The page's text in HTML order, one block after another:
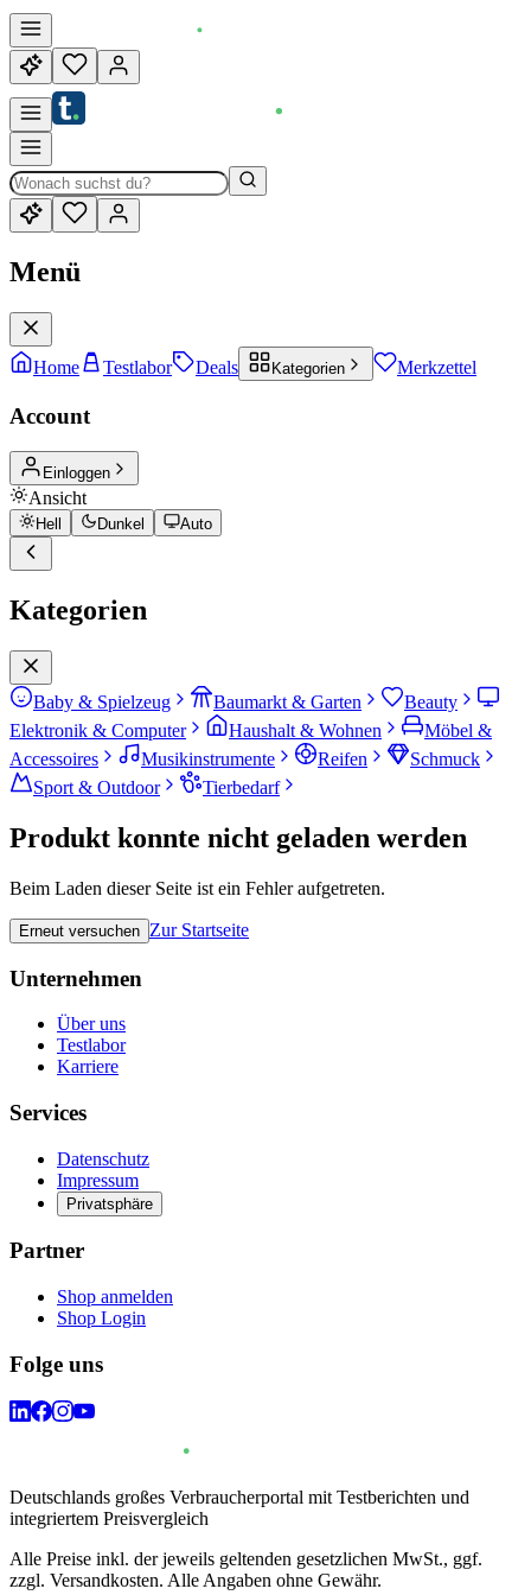
Menü
Home Testlabor Deals Kategorien Merkzettel
Account
Einloggen
Ansicht
Hell Dunkel Auto
Kategorien
Baby & Spielzeug Baumarkt & Garten
Beauty
Elektronik & Computer
Haushalt & Wohnen
Möbel &
Accessoires
Musikinstrumente Reifen
Schmuck
Sport & Outdoor
Tierbedarf
Produkt konnte nicht geladen werden
Beim Laden dieser Seite ist ein Fehler aufgetreten.
Erneut versuchen Zur Startseite
Unternehmen
Über uns
Testlabor
Karriere
Services
Datenschutz
Impressum
Privatsphäre
Partner
Shop anmelden
Shop Login
Folge uns
Deutschlands großes Verbraucherportal mit Testberichten und
integriertem Preisvergleich
Alle Preise inkl. der jeweils geltenden gesetzlichen MwSt., ggf.
zzgl. Versandkosten. Alle Angaben ohne Gewähr.